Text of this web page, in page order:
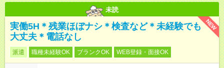
未読
NEW
実働5H＊残業ほぼナシ＊検査など＊未経験でも
大丈夫＊電話なし
派遣 職種未経験OK ブランクOK WEB登録・面接OK